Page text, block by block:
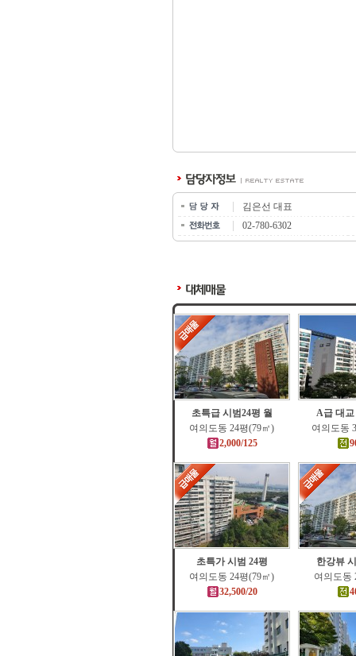
김은선 대표
02-780-6302
초특급 시범24평 월
여의도동 24평(79㎡)
2,000/125
A급 대교
여의도동
초특가 시범 24평
여의도동 24평(79㎡)
32,500/20
한강뷰
여의도동